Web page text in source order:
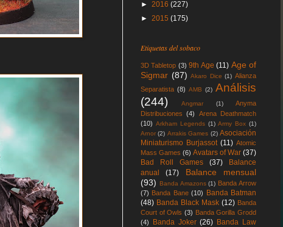
► 2016 (227)
► 2015 (175)
Etiquetas del sobaco
3D Tabletop (3) 9th Age (11) Age of
Sigmar (87) Akaro Dice (1) Alianza
Separatista (8) AMB (2) Análisis
(244)
Angmar (1)
Anyma
Distribuciones
(4)
Arena Deathmatch
(10) Arkham Legends (1) Army Box (1)
Arnor (2) Arrakis Games (2) Asociación
Miniaturismo Burjassot (11) Atomic
Mass Games (6) Avatars of War (37)
Bad Roll Games
(37)
Balance
anual
(17)
Balance mensual
(93)
Banda Amazons (1) Banda Arrow
(7) Banda Bane (10)
Banda Batman
(48) Banda Black Mask (12) Banda
Court of Owls (3) Banda Gorilla Grodd
(4)
Banda Joker (26) Banda Law